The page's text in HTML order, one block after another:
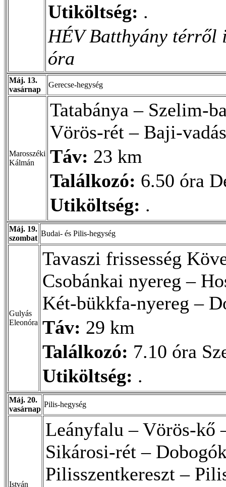
Utiköltség: .
HÉV Batthyány térről
óra
Máj. 13.
vasárnap
Gerecse-hegység
Marosszéki
Kálmán
Tatabánya – Szelim-
Vörös-rét – Baji-
Táv: 23 km
Találkozó: 6.50 óra
Utiköltség: .
Máj. 19.
szombat
Budai- és Pilis-hegység
Gulyás
Eleonóra
Tavaszi frissesség
Csobánkai nyereg –
Két-bükkfa-nyereg –
Táv: 29 km
Találkozó: 7.10 óra
Utiköltség: .
Máj. 20.
vasárnap
Pilis-hegység
István
Leányfalu – Vörös-kő
Sikárosi-rét –
Pilisszentkereszt –